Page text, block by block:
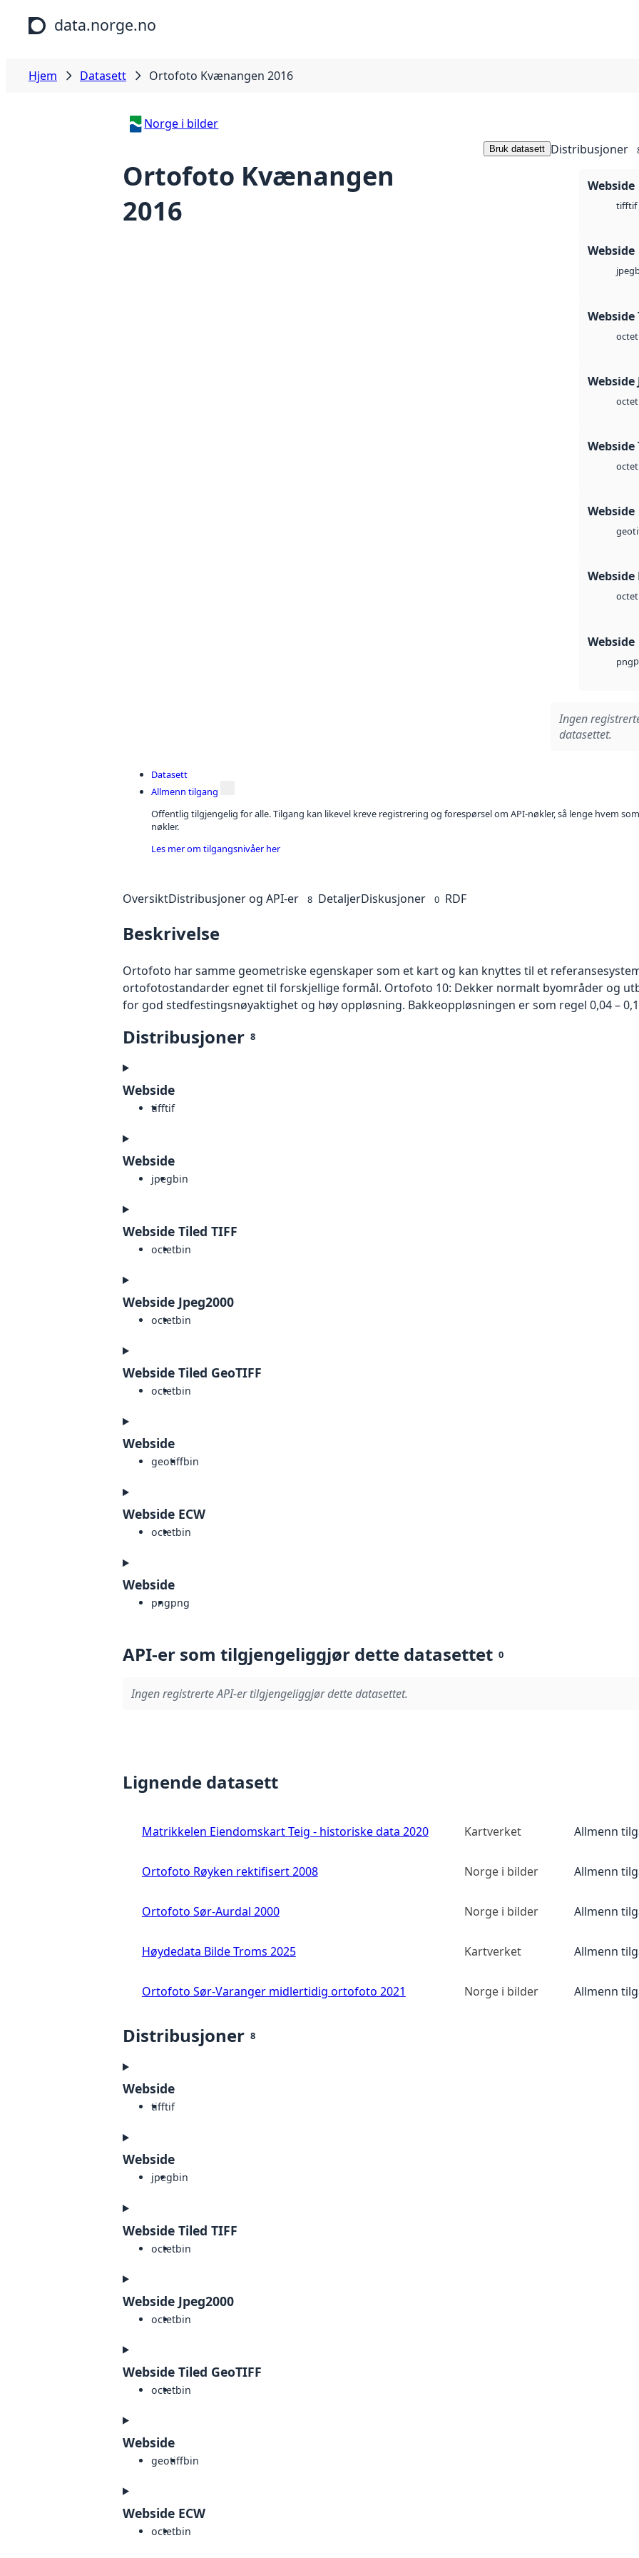
Hopp til hovedinnhold
data.norge.no
Hjem Datasett Ortofoto Kvænangen 2016
Norge i bilder
Ortofoto Kvænangen
2016
Bruk datasett Distribusjoner
Webside
tifftif
Webside
jpeg
Webside
octet
Webside
octet
Webside
octet
Webside
Webside
octet
Webside
png
Ingen
datasettet.
Datasett
Allmenn tilgang
Offentlig tilgjengelig for alle. Tilgang kan likevel kreve registrering og forespørsel om API-nøkler, så lenge hvem
nøkler.
Les mer om tilgangsnivåer her
OversiktDistribusjoner og API-er 8 DetaljerDiskusjoner 0 RDF
Beskrivelse
Ortofoto har samme geometriske egenskaper som et kart og kan knyttes til et
ortofotostandarder egnet til forskjellige formål. Ortofoto 10: Dekker normalt byområder og
for god stedfestingsnøyaktighet og høy oppløsning. Bakkeoppløsningen er som regel 0,04 –
Distribusjoner 8
Webside
tifftif
Webside
jpegbin
Webside Tiled TIFF
octetbin
Webside Jpeg2000
octetbin
Webside Tiled GeoTIFF
octetbin
Webside
geotiffbin
Webside ECW
octetbin
Webside
pngpng
API-er som tilgjengeliggjør dette datasettet 0
Ingen registrerte API-er tilgjengeliggjør dette datasettet.
Lignende datasett
Matrikkelen Eiendomskart Teig - historiske data 2020 Kartverket Allmenn
Ortofoto Røyken rektifisert 2008 Norge i bilder Allmenn
Ortofoto Sør-Aurdal 2000 Norge i bilder Allmenn
Høydedata Bilde Troms 2025 Kartverket Allmenn
Ortofoto Sør-Varanger midlertidig ortofoto 2021 Norge i bilder Allmenn
Distribusjoner 8
Webside
tifftif
Webside
jpegbin
Webside Tiled TIFF
octetbin
Webside Jpeg2000
octetbin
Webside Tiled GeoTIFF
octetbin
Webside
geotiffbin
Webside ECW
octetbin